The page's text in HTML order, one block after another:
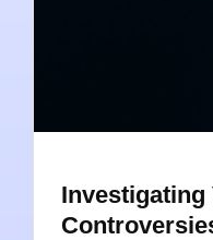
Investigating